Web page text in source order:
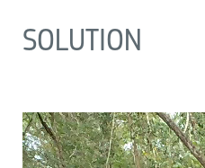
SOLUTION